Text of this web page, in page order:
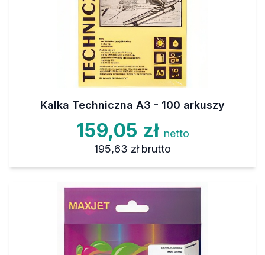
Kalka Techniczna A3 - 100 arkuszy
159,05 zł netto
195,63 zł brutto